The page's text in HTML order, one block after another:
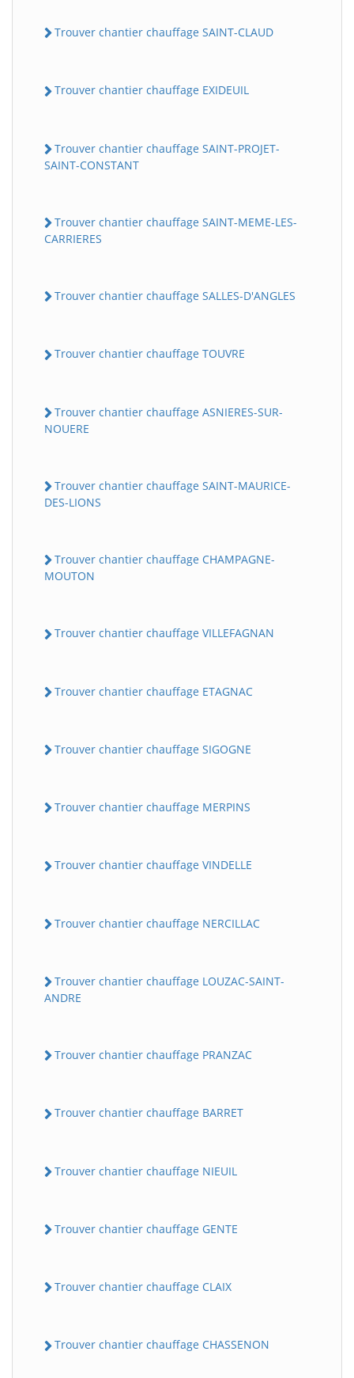
Trouver chantier chauffage SAINT-CLAUD
Trouver chantier chauffage EXIDEUIL
Trouver chantier chauffage SAINT-PROJET-
SAINT-CONSTANT
Trouver chantier chauffage SAINT-MEME-LES-
CARRIERES
Trouver chantier chauffage SALLES-D'ANGLES
Trouver chantier chauffage TOUVRE
Trouver chantier chauffage ASNIERES-SUR-
NOUERE
Trouver chantier chauffage SAINT-MAURICE-
DES-LIONS
Trouver chantier chauffage CHAMPAGNE-
MOUTON
Trouver chantier chauffage VILLEFAGNAN
Trouver chantier chauffage ETAGNAC
Trouver chantier chauffage SIGOGNE
Trouver chantier chauffage MERPINS
Trouver chantier chauffage VINDELLE
Trouver chantier chauffage NERCILLAC
Trouver chantier chauffage LOUZAC-SAINT-
ANDRE
Trouver chantier chauffage PRANZAC
Trouver chantier chauffage BARRET
Trouver chantier chauffage NIEUIL
Trouver chantier chauffage GENTE
Trouver chantier chauffage CLAIX
Trouver chantier chauffage CHASSENON